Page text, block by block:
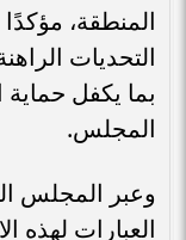
المنطقة،
التحديات
بما يكفل
المجلس.
وعبر المجلس
العبارات لهذه